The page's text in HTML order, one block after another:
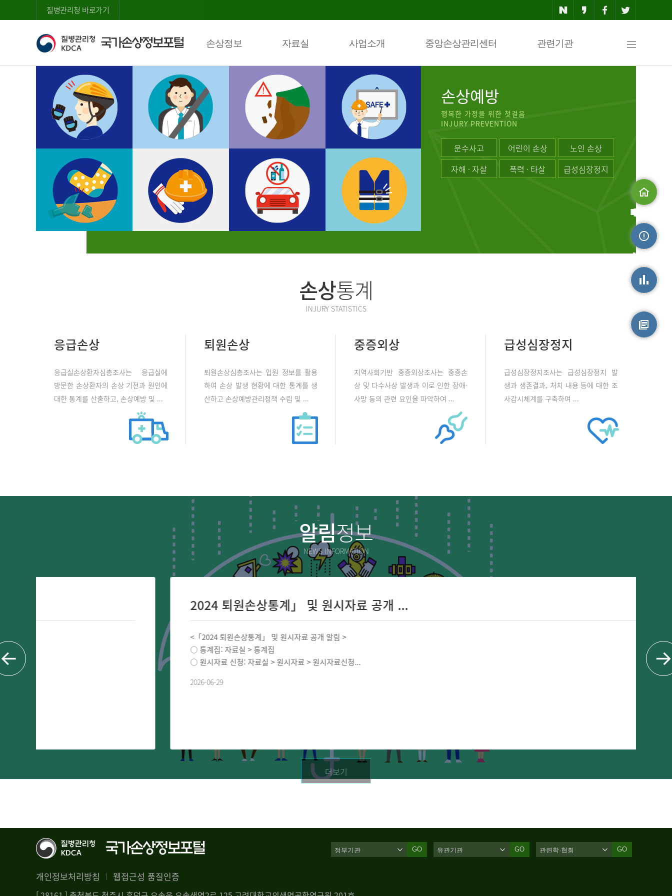
질병관리청 바로가기
손상정보 자료실 사업소개 중앙손상관리센터 관련기관
맵
손상예방
행복한 가정을 위한 첫걸음
INJURY PREVENTION
운수사고 어린이 손상
노인 손상
자해 · 자살
폭력 · 타살 급성심장정지
손상통계
INJURY STATISTICS
응급손상
응급실손상환자심층조사는 응급실에
방문한 손상환자의 손상 기전과 원인에
대한 통계를 산출하고, 손상예방 및 ...
퇴원손상
퇴원손상심층조사는 입원 정보를 활용
하여 손상 발생 현황에 대한 통계를 생
산하고 손상예방관리정책 수립 및 ...
중증외상
지역사회기반 중증외상조사는 중증손
상 및 다수사상 발생과 이로 인한 장애·
사망 등의 관련 요인을 파악하여 ...
급성심장정지
급성심장정지조사는 급성심장정지 발
생과 생존결과, 처치 내용 등에 대한 조
사감시체계를 구축하여 ...
알림정보
NEWS INFORMATION
2024 퇴원손상통계」 및 원시자료 공개 ...
<「2024 퇴원손상통계」 및 원시자료 공개 알림 >
○ 통계집: 자료실 > 통계집
○ 원시자료 신청: 자료실 > 원시자료 > 원시자료신청...
더보기
개인정보처리방침 웹접근성 품질인증
GO GO GO
메인으로
손상정보